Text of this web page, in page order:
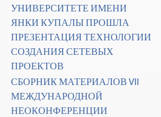
УНИВЕРСИТЕТЕ ИМЕНИ
ЯНКИ КУПАЛЫ ПРОШЛА
ПРЕЗЕНТАЦИЯ ТЕХНОЛОГИИ
СОЗДАНИЯ СЕТЕВЫХ
ПРОЕКТОВ
СБОРНИК МАТЕРИАЛОВ VII
МЕЖДУНАРОДНОЙ
НЕОКОНФЕРЕНЦИИ